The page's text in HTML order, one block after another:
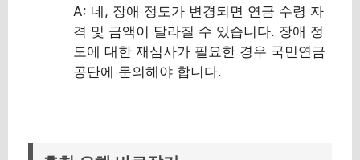
A: 네, 장애 정도가 변경되면 연금 수령 자
격 및 금액이 달라질 수 있습니다. 장애 정
도에 대한 재심사가 필요한 경우 국민연금
공단에 문의해야 합니다.